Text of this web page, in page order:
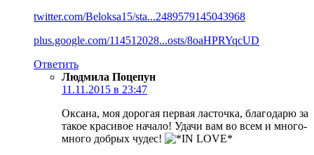
twitter.com/Beloksa15/sta...2489579145043968
plus.google.com/114512028...osts/8oaHPRYqcUD
Ответить
Людмила Поцепун
11.11.2015 в 23:47
Оксана, моя дорогая первая ласточка, благодарю за
такое красивое начало! Удачи вам во всем и много-
много добрых чудес!